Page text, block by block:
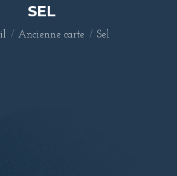
SEL
ici :
Ancienne carte Sel